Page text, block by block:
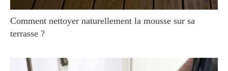
Comment nettoyer naturellement la mousse sur sa
terrasse ?